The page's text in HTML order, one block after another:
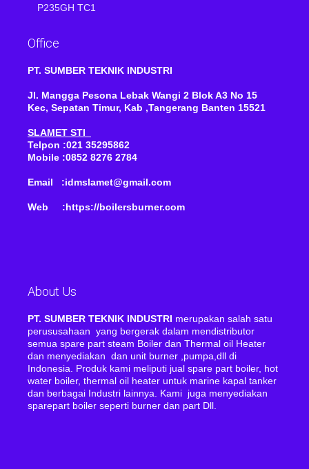
P235GH TC1
Office
PT. SUMBER TEKNIK INDUSTRI
Jl. Mangga Pesona Lebak Wangi 2 Blok A3 No 15
Kec, Sepatan Timur, Kab ,Tangerang Banten 15521
SLAMET STI
Telpon :021 35295862
Mobile :0852 8276 2784
Email :idmslamet@gmail.com
Web :https://boilersburner.com
About Us
PT. SUMBER TEKNIK INDUSTRI merupakan salah satu
perususahaan yang bergerak dalam mendistributor
semua spare part steam Boiler dan Thermal oil Heater
dan menyediakan dan unit burner ,pumpa,dll di
Indonesia. Produk kami meliputi jual spare part boiler, hot
water boiler, thermal oil heater untuk marine kapal tanker
dan berbagai Industri lainnya. Kami juga menyediakan
sparepart boiler seperti burner dan part Dll.